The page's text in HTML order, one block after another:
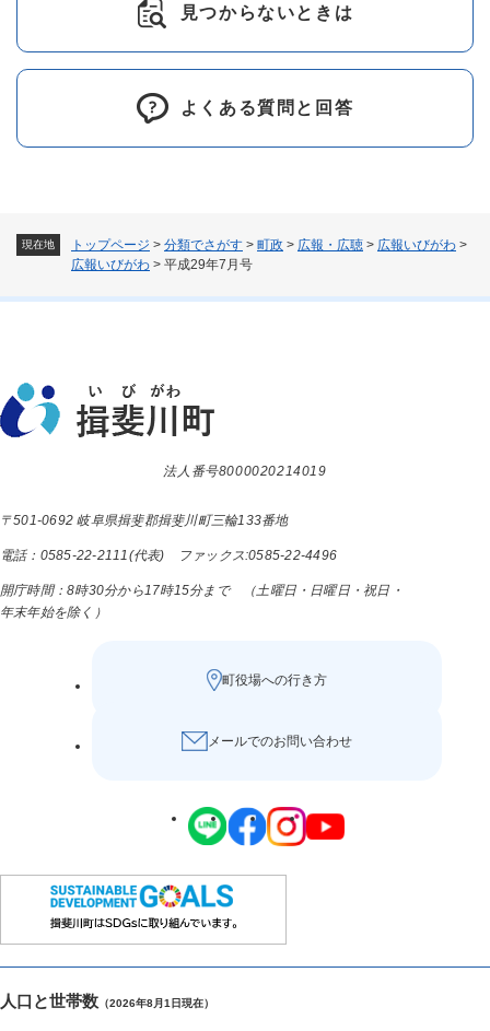
現在地 トップページ > 分類でさがす > 町政 > 広報・広聴 > 広報いびがわ >
広報いびがわ > 平成29年7月号
見つからないときは
よくある質問と回答
法人番号8000020214019
〒501-0692 岐阜県揖斐郡揖斐川町三輪133番地
電話：0585-22-2111(代表) ファックス:0585-22-4496
開庁時間：8時30分から17時15分まで （土曜日・日曜日・祝日・
年末年始を除く）
町役場への行き方
メールでのお問い合わせ
人口と世帯数 （2026年8月1日現在）